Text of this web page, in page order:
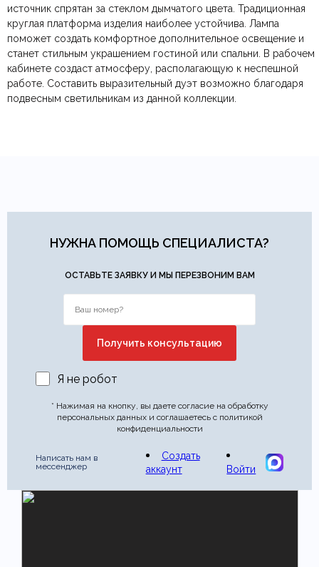
источник спрятан за стеклом дымчатого цвета. Традиционная
круглая платформа изделия наиболее устойчива. Лампа
поможет создать комфортное дополнительное освещение и
станет стильным украшением гостиной или спальни. В рабочем
кабинете создаст атмосферу, располагающую к неспешной
работе. Составить выразительный дуэт возможно благодаря
подвесным светильникам из данной коллекции.
Цвет
латунь/серый, латунь/
янтарный
Страна производитель Китай
Диаметр/Высота 500х220мм.
По всей России:отправляем через транспортную
компаниюСДЭК. Срок доставки —до 7 дней.
По Москве и Санкт-Петербургу:быстрая
Яндекс.Доставка— доставка в день заказа.
Оплата в салоне-магазине— наличными или картой
при самовывозе.
Безналичная оплата по счёту— для юридических и
физических лиц.
Онлайн оплата картой — быстрая и безопасная через
сайт.
Ваша общая оценка
Заголовок вашего отзыва
НУЖНА ПОМОЩЬ СПЕЦИАЛИСТА?
ОСТАВЬТЕ ЗАЯВКУ И МЫ ПЕРЕЗВОНИМ ВАМ
Я не робот
* Нажимая на кнопку, вы даете согласие на обработку
персональных данных и соглашаетесь с политикой
конфиденциальности
Написать нам в
мессенджер
Создать
аккаунт
Войти